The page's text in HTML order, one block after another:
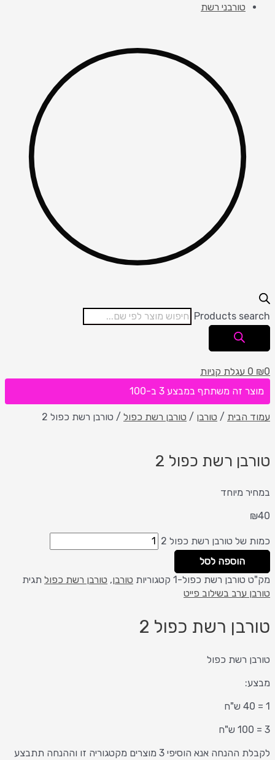
טורבני רשת
Products search
₪0
0 עגלת קניות
מוצר זה משתתף במבצע 3 ב-100
עמוד הבית / טורבן / טורבן רשת כפול / טורבן רשת כפול 2
טורבן רשת כפול 2
במחיר מיוחד
₪40
כמות של טורבן רשת כפול 2
הוספה לסל
מק"ט טורבן רשת כפול-1 קטגוריות טורבן, טורבן רשת כפול תגית
טורבן ערב בשילוב פייט
טורבן רשת כפול 2
טורבן רשת כפול
מבצע:
1 = 40 ש"ח
3 = 100 ש"ח
לקבלת ההנחה אנא הוסיפי 3 מוצרים מקטגוריה זו וההנחה תתבצע